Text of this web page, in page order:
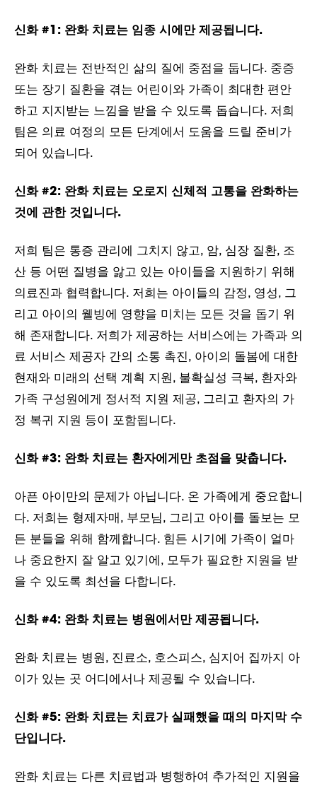
신화 #1: 완화 치료는 임종 시에만 제공됩니다.
완화 치료는 전반적인 삶의 질에 중점을 둡니다. 중증
또는 장기 질환을 겪는 어린이와 가족이 최대한 편안
하고 지지받는 느낌을 받을 수 있도록 돕습니다. 저희
팀은 의료 여정의 모든 단계에서 도움을 드릴 준비가
되어 있습니다.
신화 #2: 완화 치료는 오로지 신체적 고통을 완화하는
것에 관한 것입니다.
저희 팀은 통증 관리에 그치지 않고, 암, 심장 질환, 조
산 등 어떤 질병을 앓고 있는 아이들을 지원하기 위해
의료진과 협력합니다. 저희는 아이들의 감정, 영성, 그
리고 아이의 웰빙에 영향을 미치는 모든 것을 돕기 위
해 존재합니다. 저희가 제공하는 서비스에는 가족과 의
료 서비스 제공자 간의 소통 촉진, 아이의 돌봄에 대한
현재와 미래의 선택 계획 지원, 불확실성 극복, 환자와
가족 구성원에게 정서적 지원 제공, 그리고 환자의 가
정 복귀 지원 등이 포함됩니다.
신화 #3: 완화 치료는 환자에게만 초점을 맞춥니다.
아픈 아이만의 문제가 아닙니다. 온 가족에게 중요합니
다. 저희는 형제자매, 부모님, 그리고 아이를 돌보는 모
든 분들을 위해 함께합니다. 힘든 시기에 가족이 얼마
나 중요한지 잘 알고 있기에, 모두가 필요한 지원을 받
을 수 있도록 최선을 다합니다.
신화 #4: 완화 치료는 병원에서만 제공됩니다.
완화 치료는 병원, 진료소, 호스피스, 심지어 집까지 아
이가 있는 곳 어디에서나 제공될 수 있습니다.
신화 #5: 완화 치료는 치료가 실패했을 때의 마지막 수
단입니다.
완화 치료는 다른 치료법과 병행하여 추가적인 지원을